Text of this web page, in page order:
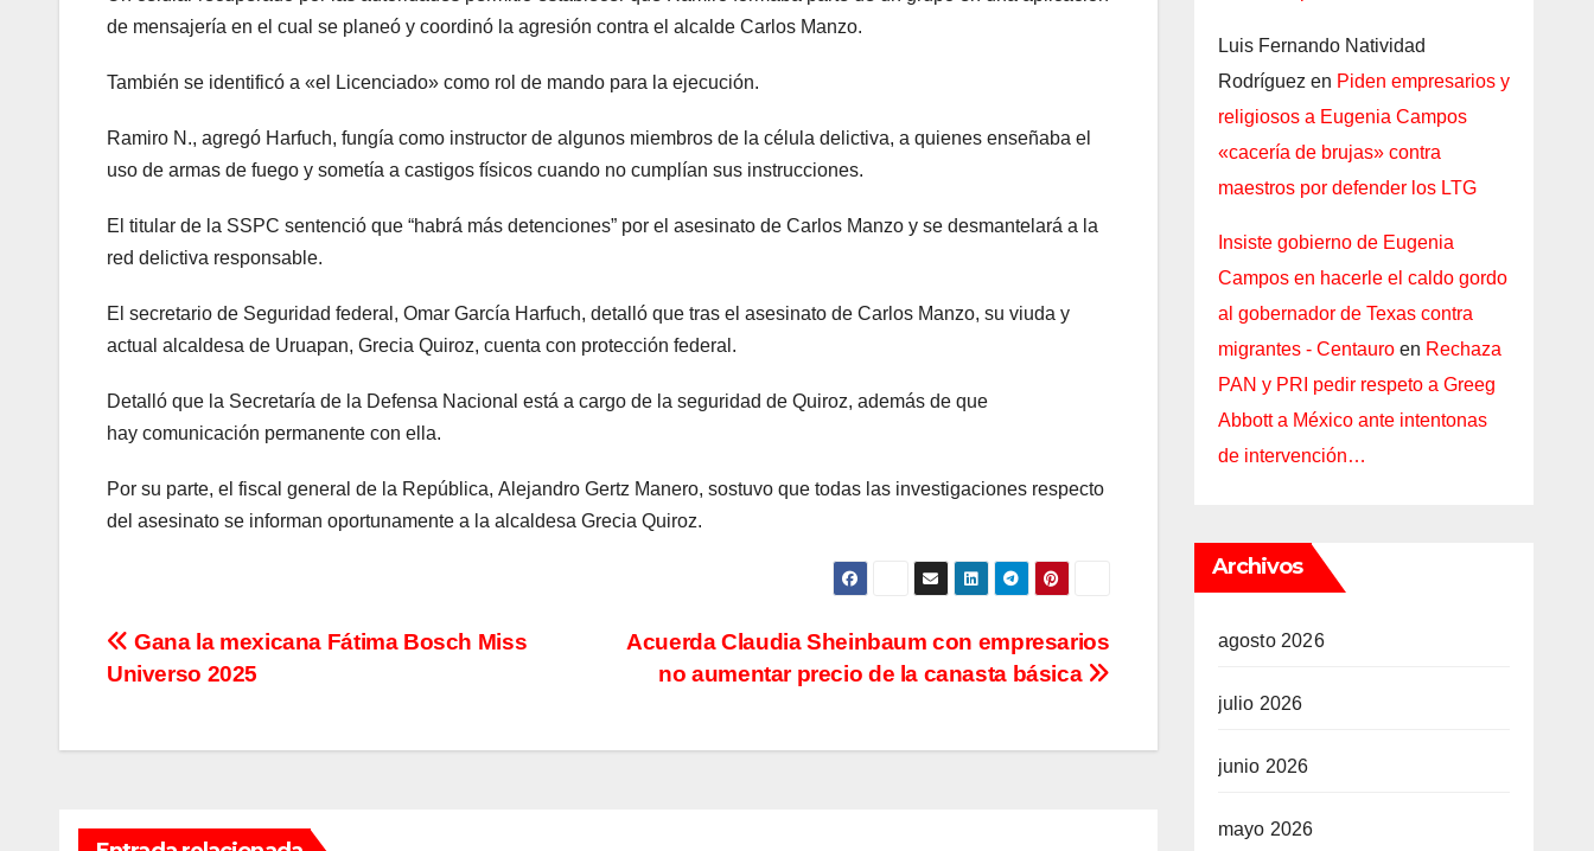
de mensajería en el cual se planeó y coordinó la agresión contra el alcalde Carlos Manzo.
También se identificó a «el Licenciado» como rol de mando para la ejecución.
Ramiro N., agregó Harfuch, fungía como instructor de algunos miembros de la célula delictiva, a quienes enseñaba el
uso de armas de fuego y sometía a castigos físicos cuando no cumplían sus instrucciones.
El titular de la SSPC sentenció que “habrá más detenciones” por el asesinato de Carlos Manzo y se desmantelará a la
red delictiva responsable.
El secretario de Seguridad federal, Omar García Harfuch, detalló que tras el asesinato de Carlos Manzo, su viuda y
actual alcaldesa de Uruapan, Grecia Quiroz, cuenta con protección federal.
Detalló que la Secretaría de la Defensa Nacional está a cargo de la seguridad de Quiroz, además de que
hay comunicación permanente con ella.
Por su parte, el fiscal general de la República, Alejandro Gertz Manero, sostuvo que todas las investigaciones respecto
del asesinato se informan oportunamente a la alcaldesa Grecia Quiroz.
Navegación
entradas
Acuerda Claudia Sheinbaum con empresarios
no aumentar precio de la canasta básica
Gana la mexicana Fátima Bosch Miss
Universo 2025
Luis Fernando Natividad
Rodríguez en Piden empresarios y
religiosos a Eugenia Campos
«cacería de brujas» contra
maestros por defender los LTG
Insiste gobierno de Eugenia
Campos en hacerle el caldo gordo
al gobernador de Texas contra
migrantes - Centauroen Rechaza
PAN y PRI pedir respeto a Greeg
Abbott a México ante intentonas
de intervención…
Archivos
agosto 2026
julio 2026
junio 2026
mayo 2026